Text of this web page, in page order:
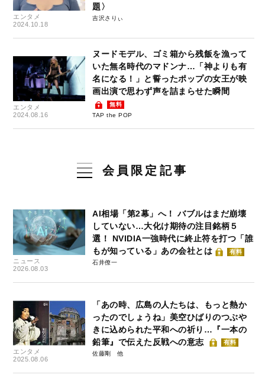
エンタメ
2024.10.18
題〉
吉沢さりぃ
エンタメ
2024.08.16
ヌードモデル、ゴミ箱から残飯を漁って
いた無名時代のマドンナ…「神よりも有
名になる！」と誓ったポップの女王が映
画出演で思わず声を詰まらせた瞬間
無料
TAP the POP
会員限定記事
ニュース
2026.08.03
AI相場「第2幕」へ！ バブルはまだ崩壊
していない…大化け期待の注目銘柄５
選！ NVIDIA一強時代に終止符を打つ「誰
もが知っている」あの会社とは
有料
石井僚一
エンタメ
2025.08.06
「あの時、広島の人たちは、もっと熱か
ったのでしょうね」美空ひばりのつぶや
きに込められた平和への祈り…『一本の
鉛筆』で伝えた反戦への意志
有料
佐藤剛